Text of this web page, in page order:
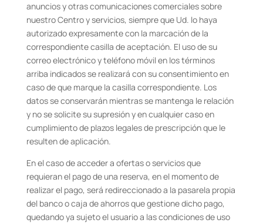
anuncios y otras comunicaciones comerciales sobre
nuestro Centro y servicios, siempre que Ud. lo haya
autorizado expresamente con la marcación de la
correspondiente casilla de aceptación. El uso de su
correo electrónico y teléfono móvil en los términos
arriba indicados se realizará con su consentimiento en
caso de que marque la casilla correspondiente. Los
datos se conservarán mientras se mantenga le relación
y no se solicite su supresión y en cualquier caso en
cumplimiento de plazos legales de prescripción que le
resulten de aplicación.
En el caso de acceder a ofertas o servicios que
requieran el pago de una reserva, en el momento de
realizar el pago, será redireccionado a la pasarela propia
del banco o caja de ahorros que gestione dicho pago,
quedando ya sujeto el usuario a las condiciones de uso